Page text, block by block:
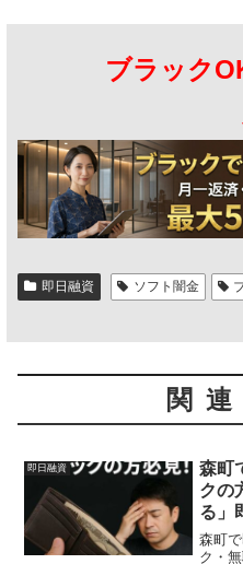
ブラック
即日融資 ソフト闇金
関
即日融資
森町
クの
る」
を紹
森町
ク・